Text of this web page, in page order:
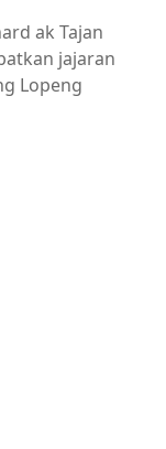
ak Tajan
jajaran
Lopeng